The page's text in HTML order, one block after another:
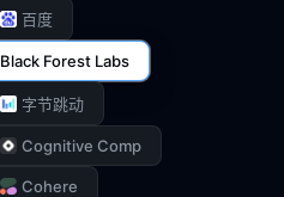
百度
Black Forest Labs
字节跳动
Cognitive Comp
Cohere